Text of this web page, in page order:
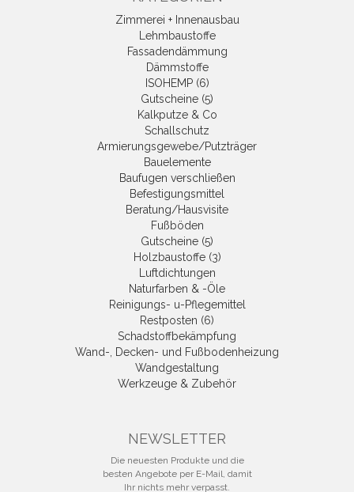
Zimmerei + Innenausbau
Lehmbaustoffe
Fassadendämmung
Dämmstoffe
ISOHEMP (6)
Gutscheine (5)
Kalkputze & Co
Schallschutz
Armierungsgewebe/Putzträger
Bauelemente
Baufugen verschließen
Befestigungsmittel
Beratung/Hausvisite
Fußböden
Gutscheine (5)
Holzbaustoffe (3)
Luftdichtungen
Naturfarben & -Öle
Reinigungs- u-Pflegemittel
Restposten (6)
Schadstoffbekämpfung
Wand-, Decken- und Fußbodenheizung
Wandgestaltung
Werkzeuge & Zubehör
NEWSLETTER
Die neuesten Produkte und die
besten Angebote per E-Mail, damit
Ihr nichts mehr verpasst.